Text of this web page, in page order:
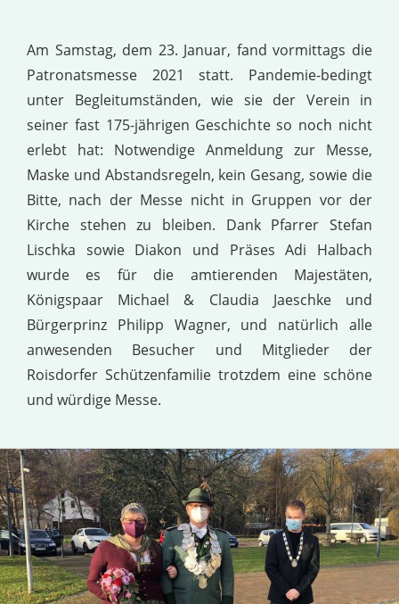
Am Samstag, dem 23. Januar, fand vormittags die
Patronatsmesse 2021 statt. Pandemie-bedingt
unter Begleitumständen, wie sie der Verein in
seiner fast 175-jährigen Geschichte so noch nicht
erlebt hat: Notwendige Anmeldung zur Messe,
Maske und Abstandsregeln, kein Gesang, sowie die
Bitte, nach der Messe nicht in Gruppen vor der
Kirche stehen zu bleiben. Dank Pfarrer Stefan
Lischka sowie Diakon und Präses Adi Halbach
wurde es für die amtierenden Majestäten,
Königspaar Michael & Claudia Jaeschke und
Bürgerprinz Philipp Wagner, und natürlich alle
anwesenden Besucher und Mitglieder der
Roisdorfer Schützenfamilie trotzdem eine schöne
und würdige Messe.